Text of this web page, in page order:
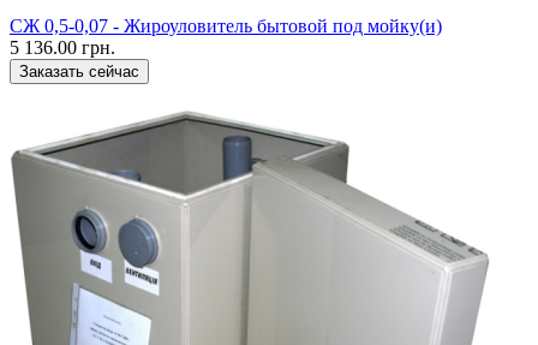
CЖ 0,5-0,07 - Жироуловитель бытовой под мойку(и)
5 136.00 грн.
Заказать сейчас